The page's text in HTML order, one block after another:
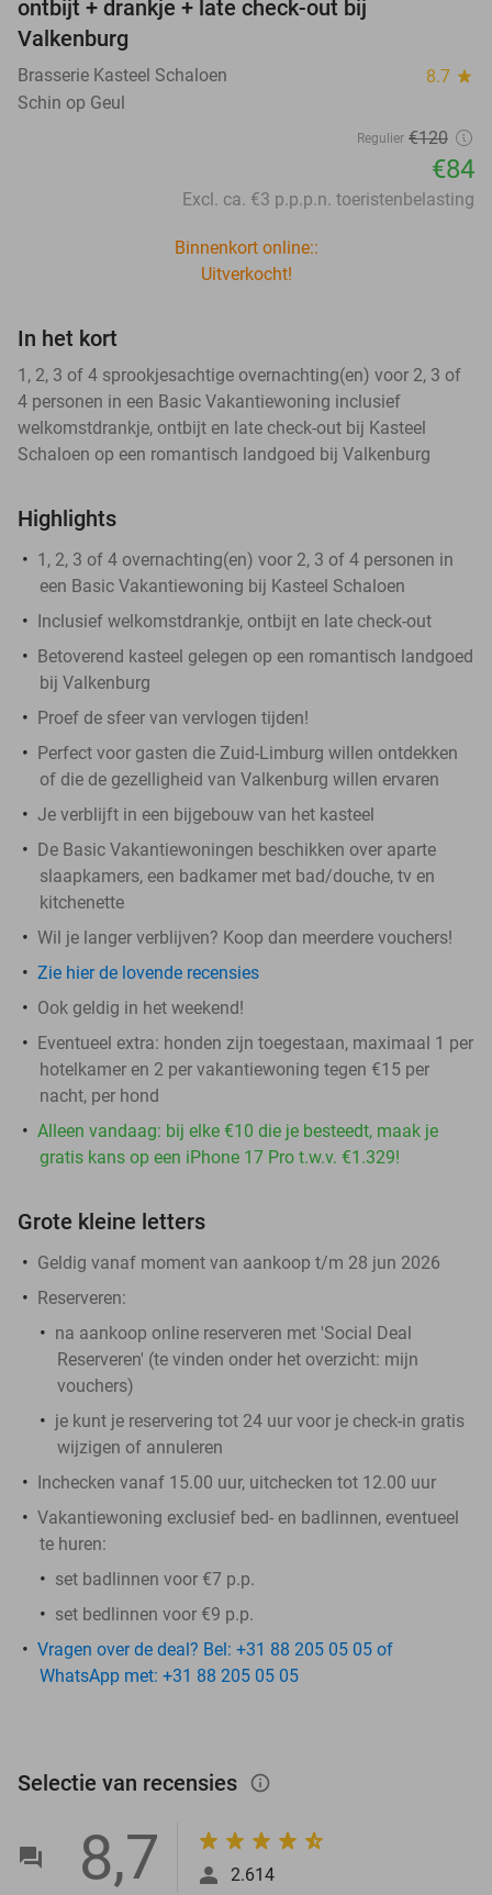
ontbijt + drankje + late check-out bij
Valkenburg
Brasserie Kasteel Schaloen 8.7 star
Schin op Geul
Regulier €120
€84
Excl. ca. €3 p.p.p.n. toeristenbelasting
Binnenkort online::
Uitverkocht!
In het kort
1, 2, 3 of 4 sprookjesachtige overnachting(en) voor 2, 3 of
4 personen in een Basic Vakantiewoning inclusief
welkomstdrankje, ontbijt en late check-out bij Kasteel
Schaloen op een romantisch landgoed bij Valkenburg
Highlights
1, 2, 3 of 4 overnachting(en) voor 2, 3 of 4 personen in
een Basic Vakantiewoning bij Kasteel Schaloen
Inclusief welkomstdrankje, ontbijt en late check-out
Betoverend kasteel gelegen op een romantisch landgoed
bij Valkenburg
Proef de sfeer van vervlogen tijden!
Perfect voor gasten die Zuid-Limburg willen ontdekken
of die de gezelligheid van Valkenburg willen ervaren
Je verblijft in een bijgebouw van het kasteel
De Basic Vakantiewoningen beschikken over aparte
slaapkamers, een badkamer met bad/douche, tv en
kitchenette
Wil je langer verblijven? Koop dan meerdere vouchers!
Zie hier de lovende recensies
Ook geldig in het weekend!
Eventueel extra: honden zijn toegestaan, maximaal 1 per
hotelkamer en 2 per vakantiewoning tegen €15 per
nacht, per hond
Alleen vandaag: bij elke €10 die je besteedt, maak je
gratis kans op een iPhone 17 Pro t.w.v. €1.329!
Grote kleine letters
Geldig vanaf moment van aankoop t/m 28 jun 2026
Reserveren:
na aankoop online reserveren met 'Social Deal
Reserveren' (te vinden onder het overzicht: mijn
vouchers)
je kunt je reservering tot 24 uur voor je check-in gratis
wijzigen of annuleren
Inchecken vanaf 15.00 uur, uitchecken tot 12.00 uur
Vakantiewoning exclusief bed- en badlinnen, eventueel
te huren:
set badlinnen voor €7 p.p.​
set bedlinnen voor €9 p.p.
Vragen over de deal? Bel: +31 88 205 05 05 of
WhatsApp met: +31 88 205 05 05
Selectie van recensies info_outlined
8,7 2.614